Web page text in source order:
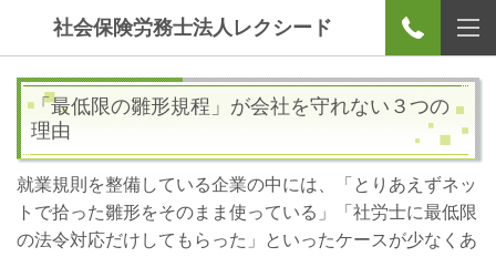
社会保険労務士法人レクシード
「最低限の雛形規程」が会社を守れない３つの
理由
就業規則を整備している企業の中には、「とりあえずネッ
トで拾った雛形をそのまま使っている」「社労士に最低限
の法令対応だけしてもらった」といったケースが少なくあ